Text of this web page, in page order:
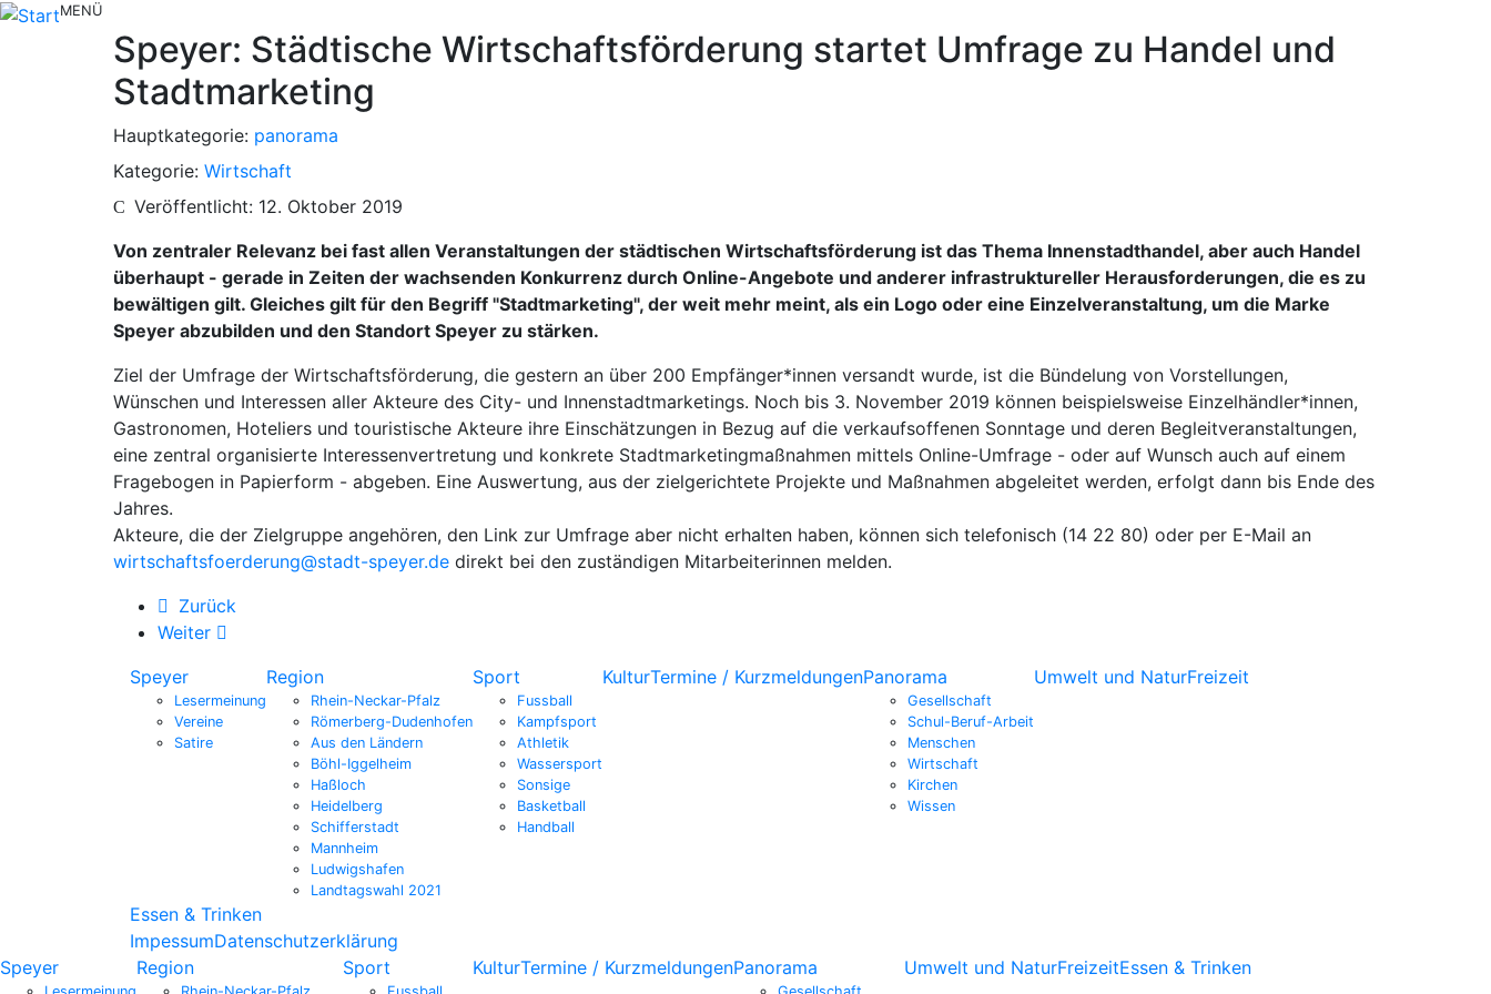
MENÜ
Speyer: Städtische Wirtschaftsförderung startet Umfrage zu Handel und
Stadtmarketing
Hauptkategorie: panorama
Kategorie: Wirtschaft
Veröffentlicht: 12. Oktober 2019
Von zentraler Relevanz bei fast allen Veranstaltungen der städtischen Wirtschaftsförderung ist das Thema Innenstadthandel, aber auch Handel
überhaupt - gerade in Zeiten der wachsenden Konkurrenz durch Online-Angebote und anderer infrastruktureller Herausforderungen, die es zu
bewältigen gilt. Gleiches gilt für den Begriff "Stadtmarketing", der weit mehr meint, als ein Logo oder eine Einzelveranstaltung, um die Marke
Speyer abzubilden und den Standort Speyer zu stärken.
Ziel der Umfrage der Wirtschaftsförderung, die gestern an über 200 Empfänger*innen versandt wurde, ist die Bündelung von Vorstellungen,
Wünschen und Interessen aller Akteure des City- und Innenstadtmarketings. Noch bis 3. November 2019 können beispielsweise Einzelhändler*innen,
Gastronomen, Hoteliers und touristische Akteure ihre Einschätzungen in Bezug auf die verkaufsoffenen Sonntage und deren Begleitveranstaltungen,
eine zentral organisierte Interessenvertretung und konkrete Stadtmarketingmaßnahmen mittels Online-Umfrage - oder auf Wunsch auch auf einem
Fragebogen in Papierform - abgeben. Eine Auswertung, aus der zielgerichtete Projekte und Maßnahmen abgeleitet werden, erfolgt dann bis Ende des
Jahres.
Akteure, die der Zielgruppe angehören, den Link zur Umfrage aber nicht erhalten haben, können sich telefonisch (14 22 80) oder per E-Mail an
wirtschaftsfoerderung@stadt-speyer.de direkt bei den zuständigen Mitarbeiterinnen melden.
Zurück
Weiter
Speyer
Lesermeinung
Vereine
Satire
Region
Rhein-Neckar-Pfalz
Römerberg-Dudenhofen
Aus den Ländern
Böhl-Iggelheim
Haßloch
Heidelberg
Schifferstadt
Mannheim
Ludwigshafen
Landtagswahl 2021
Sport
Fussball
Kampfsport
Athletik
Wassersport
Sonsige
Basketball
Handball
KulturTermine / KurzmeldungenPanorama
Gesellschaft
Schul-Beruf-Arbeit
Menschen
Wirtschaft
Kirchen
Wissen
Umwelt und NaturFreizeit
Essen & Trinken
ImpessumDatenschutzerklärung
Speyer
Region Sport KulturTermine / KurzmeldungenPanorama Umwelt und NaturFreizeitEssen & Trinken